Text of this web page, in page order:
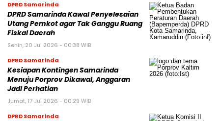
DPRD Samarinda
DPRD Samarinda Kawal Penyelesaian
Utang Pemkot agar Tak Ganggu Ruang
Fiskal Daerah
Senin, 20 Jul 2026 - 00:38 WIB
DPRD Samarinda
Kesiapan Kontingen Samarinda
Menuju Porprov Dikawal, Anggaran
Jadi Perhatian
Jumat, 17 Jul 2026 - 00:29 WIB
DPRD Samarinda